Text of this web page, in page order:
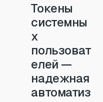
Токены
системны
х
пользоват
елей —
надежная
автоматиз